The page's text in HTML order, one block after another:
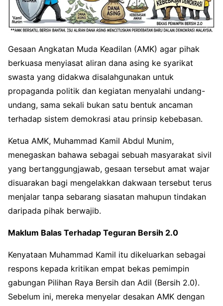
Gesaan Angkatan Muda Keadilan (AMK) agar pihak
berkuasa menyiasat aliran dana asing ke syarikat
swasta yang didakwa disalahgunakan untuk
propaganda politik dan kegiatan menyalahi undang-
undang, sama sekali bukan satu bentuk ancaman
terhadap sistem demokrasi atau prinsip kebebasan.
Ketua AMK, Muhammad Kamil Abdul Munim,
menegaskan bahawa sebagai sebuah masyarakat sivil
yang bertanggungjawab, gesaan tersebut amat wajar
disuarakan bagi mengelakkan dakwaan tersebut terus
menjalar tanpa sebarang siasatan mahupun tindakan
daripada pihak berwajib.
Maklum Balas Terhadap Teguran Bersih 2.0
Kenyataan Muhammad Kamil itu dikeluarkan sebagai
respons kepada kritikan empat bekas pemimpin
gabungan Pilihan Raya Bersih dan Adil (Bersih 2.0).
Sebelum ini, mereka menyelar desakan AMK dengan